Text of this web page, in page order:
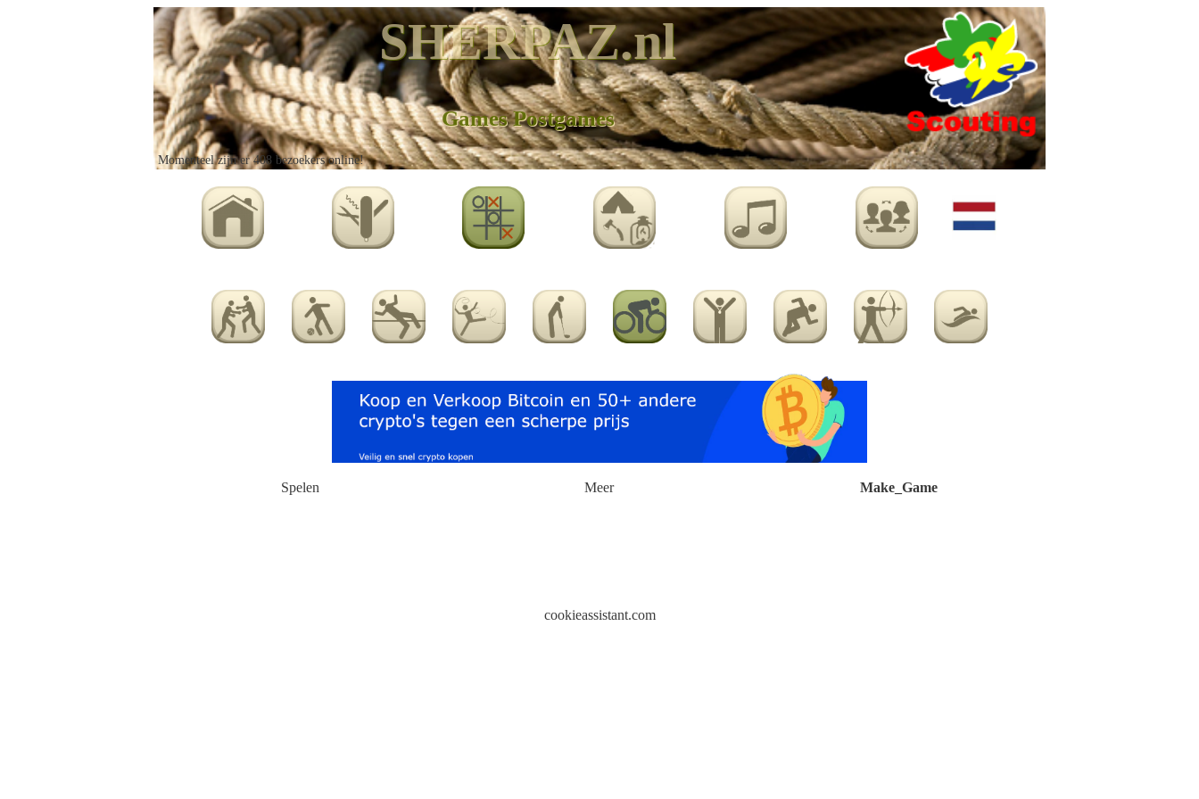
SHERPAZ.nl
Games Postgames
Momenteel zijn er 408 bezoekers online!
Spelen Meer Make_Game
cookieassistant.com